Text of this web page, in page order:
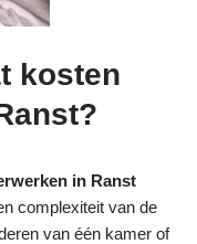
kosten
in Ranst
complexiteit van de
van één kamer of